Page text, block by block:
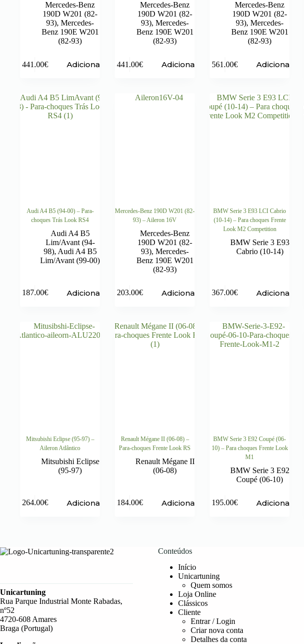
Mercedes-Benz
190D W201 (82-
93),Mercedes-
Benz 190E W201
(82-93)
441.00€ Adicionar
Mercedes-Benz
190D W201 (82-
93),Mercedes-
Benz 190E W201
(82-93)
441.00€ Adicionar
Mercedes-Benz
190D W201 (82-
93),Mercedes-
Benz 190E W201
(82-93)
561.00€ Adicionar
Audi A4 B5 (94-00) – Para-
choques Trás Look RS4
Audi A4 B5
Lim/Avant (94-
98), Audi A4 B5
Lim/Avant (99-00)
187.00€ Adicionar
Mercedes-Benz 190D W201 (82-
93) – Aileron 16V
Mercedes-Benz
190D W201 (82-
93),Mercedes-
Benz 190E W201
(82-93)
203.00€ Adicionar
BMW Serie 3 E93 LCI Cabrio
(10-14) – Para choques Frente
Look M2 Competition
BMW Serie 3 E93
Cabrio (10-14)
367.00€ Adicionar
Mitsubishi Eclipse (95-97) –
Aileron Atlântico
Mitsubishi Eclipse
(95-97)
264.00€ Adicionar
Renault Mégane II (06-08) –
Para-choques Frente Look RS
Renault Mégane II
(06-08)
184.00€ Adicionar
BMW Serie 3 E92 Coupé (06-
10) – Para choques Frente Look
M1
BMW Serie 3 E92
Coupé (06-10)
195.00€ Adicionar
Unicartuning
Rua Parque Industrial Monte Rabadas,
nº52
4720-608 Amares
Braga (Portugal)
Conteúdos
Início
Unicartuning
Quem somos
Loja Online
Clássicos
Cliente
Entrar / Login
Criar nova conta
Detalhes da conta